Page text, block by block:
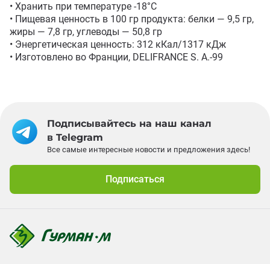
• Хранить при температуре -18°С
• Пищевая ценность в 100 гр продукта: белки — 9,5 гр,
жиры — 7,8 гр, углеводы — 50,8 гр
• Энергетическая ценность: 312 кКал/1317 кДж
• Изготовлено во Франции, DELIFRANCE S. A.-99
Подписывайтесь на наш канал
в Telegram
Все самые интересные новости и предложения здесь!
Подписаться